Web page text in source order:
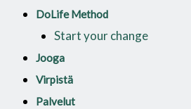
DoLife Method
Start your change
Jooga
Virpistä
Palvelut